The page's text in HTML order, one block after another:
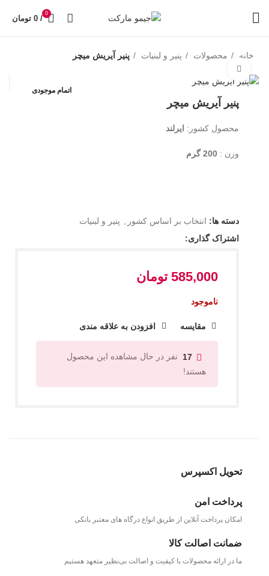
0
/
0 تومان
خانه محصولات پنیر و لبنیات پنیر آیریش میچر
اتمام موجودی
پنیر آیریش میچر
محصول کشور: ایرلند
وزن : 200 گرم
دسته ها: انتخاب بر اساس کشور , پنیر و لبنیات
اشتراک گذاری:
585,000 تومان
ناموجود
مقایسه افزودن به علاقه مندی
17
نفر در حال مشاهده این محصول
هستند!
تحویل اکسپرس
پرداخت امن
امکان پرداخت آنلاین از طریق انواع درگاه های معتبر بانکی
ضمانت اصالت کالا
ما در ارائه محصولات با کیفیت و اصالت بی‌نظیر متعهد هستیم